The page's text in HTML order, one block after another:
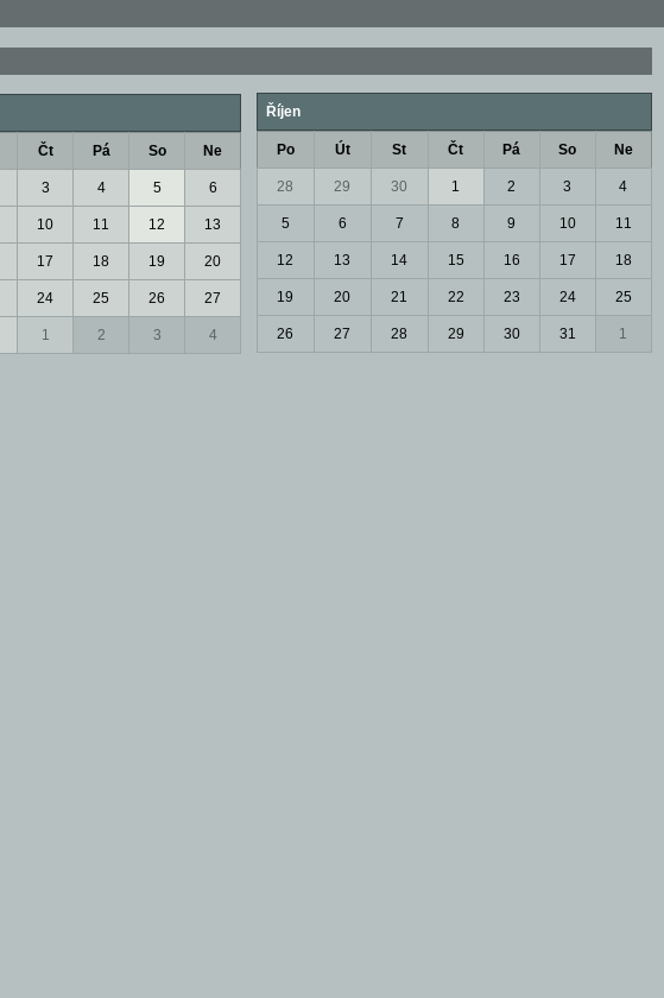
Čt Pá So Ne
3 4 5 6
10 11 12 13
17 18 19 20
24 25 26 27
1 2 3 4
Říjen
Po Út St Čt Pá So Ne
28 29 30 1 2 3 4
5 6 7 8 9 10 11
12 13 14 15 16 17 18
19 20 21 22 23 24 25
26 27 28 29 30 31 1